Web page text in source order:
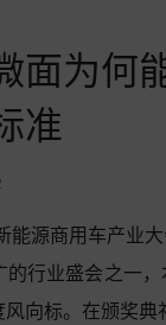
面为何
准
能源商用车产业
行业盛会之一
向标。在颁奖